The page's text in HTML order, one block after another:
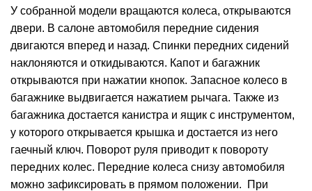
У собранной модели вращаются колеса, открываются
двери. В салоне автомобиля передние сидения
двигаются вперед и назад. Спинки передних сидений
наклоняются и откидываются. Капот и багажник
открываются при нажатии кнопок. Запасное колесо в
багажнике выдвигается нажатием рычага. Также из
багажника достается канистра и ящик с инструментом,
у которого открывается крышка и достается из него
гаечный ключ. Поворот руля приводит к повороту
передних колес. Передние колеса снизу автомобиля
можно зафиксировать в прямом положении. При